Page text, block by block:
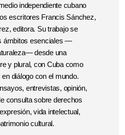
independiente cubano
escritores Francis Sánchez,
editora. Su trabajo se
ámbitos esenciales —
desde una
y plural, con Cuba como
diálogo con el mundo.
entrevistas, opinión,
consulta sobre derechos
vida intelectual,
cultural.